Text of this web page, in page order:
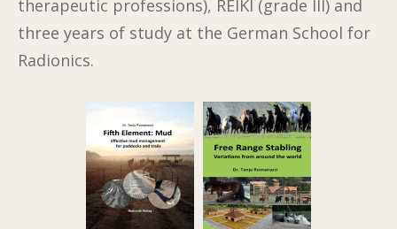
therapeutic professions), REIKI (grade III) and
three years of study at the German School for
Radionics.